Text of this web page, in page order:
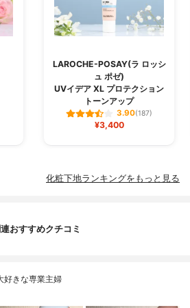
LAROCHE-POSAY(ラ ロッシ
ュ ポゼ)
UVイデア XL プロテクション
トーンアップ
3.90(187)
¥3,400
化粧下地ランキングをもっと見る
連おすすめクチコミ
好きな専業主婦